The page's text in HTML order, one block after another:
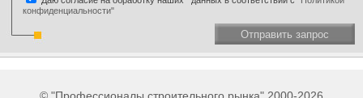
конфиденциальности"
Отправить запрос